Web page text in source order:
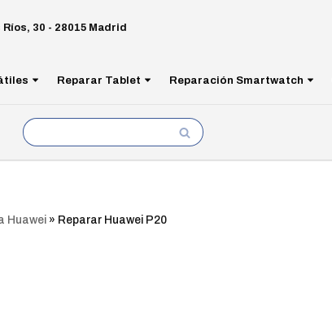
30 - 28015 Madrid
Reparar Tablet Reparación Smartwatch
Huawei » Reparar Huawei P20